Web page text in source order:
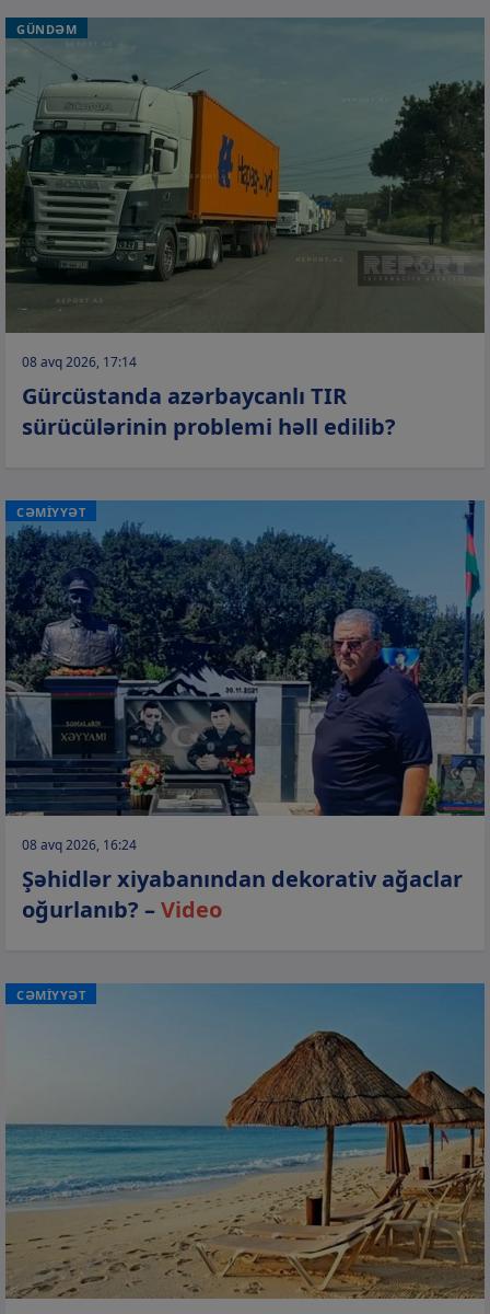
GÜNDƏM
08 avq 2026, 17:14
Gürcüstanda azərbaycanlı TIR
sürücülərinin problemi həll edilib?
CƏMİYYƏT
08 avq 2026, 16:24
Şəhidlər xiyabanından dekorativ ağaclar
oğurlanıb? –Video
CƏMİYYƏT